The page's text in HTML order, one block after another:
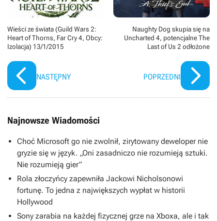
Wieści ze świata (Guild Wars 2:
Heart of Thorns, Far Cry 4, Obcy:
Izolacja) 13/1/2015
NASTĘPNY
Naughty Dog skupia się na
Uncharted 4, potencjalne The
Last of Us 2 odłożone
POPRZEDNI
Najnowsze Wiadomości
Choć Microsoft go nie zwolnił, zirytowany deweloper nie
gryzie się w język. „Oni zasadniczo nie rozumieją sztuki.
Nie rozumieją gier”
Rola złoczyńcy zapewniła Jackowi Nicholsonowi
fortunę. To jedna z największych wypłat w historii
Hollywood
Sony zarabia na każdej fizycznej grze na Xboxa, ale i tak